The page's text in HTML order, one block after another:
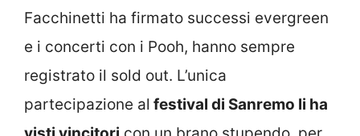
Facchinetti ha firmato successi evergreen
e i concerti con i Pooh, hanno sempre
registrato il sold out. L’unica
partecipazione al festival di Sanremo li ha